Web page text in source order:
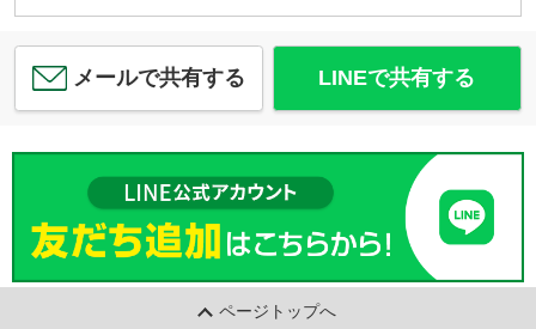
メールで共有する LINEで共有する
ページトップへ